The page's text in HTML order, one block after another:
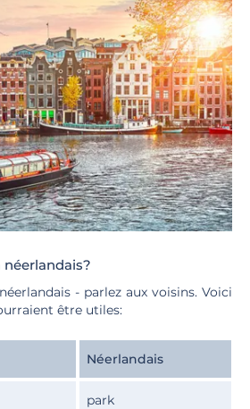
- parlez aux voisins. Voici
être utiles:
Néerlandais
park